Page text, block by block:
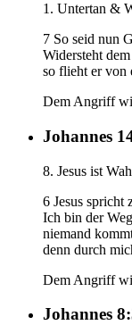
1. Untertan &
7 So seid nun
Widersteht
so flieht er von
Dem Angriff
Johannes
8. Jesus ist
6 Jesus spricht
Ich bin der
niemand
denn durch
Dem Angriff
Johannes